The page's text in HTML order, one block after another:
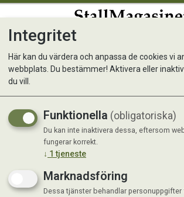
Kunde inte hitta produkten
Integritet
Här kan du värdera och anpassa de cookies vi
webbplats. Du bestämmer! Aktivera eller
du vill.
Funktionella (obligatoriska)
Du kan inte inaktivera dessa, eftersom
fungerar korrekt.
↓ 1 tjeneste
Marknadsföring
Dessa tjänster behandlar personuppgifter